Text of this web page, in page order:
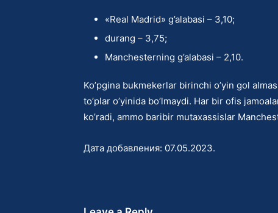
«Real Madrid» g’alabasi – 3,10;
durang – 3,75;
Manchesterning g’alabasi – 2,10.
Ko’pgina bukmekerlar birinchi o’yin gol
to’plar o’yinida bo’lmaydi. Har bir ofis
ko’radi, ammo baribir mutaxassislar
Дата добавления: 07.05.2023.